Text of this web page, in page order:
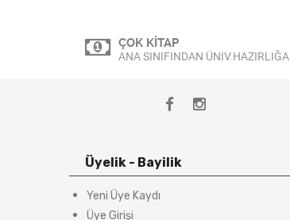
ÇOK KİTAP
ANA SINIFINDAN ÜNİV.HAZIRLIĞA
Üyelik - Bayilik
Yeni Üye Kaydı
Üye Girişi